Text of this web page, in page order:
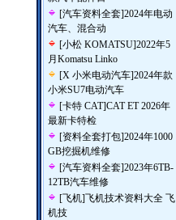
[汽车资料全套]2024年电动
汽车、混合动
[小松 KOMATSU]2022年5
月Komatsu Linko
[X 小米电动汽车]2024年款
小米SU7电动汽车
[卡特 CAT]CAT ET 2026年
最新卡特检
[资料全套打包]2024年1000
GB挖掘机维修
[汽车资料全套]2023年6TB-
12TB汽车维修
[飞机]飞机技术资料大全 飞
机技